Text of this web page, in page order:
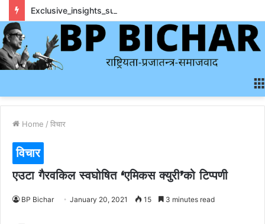
Home / विचार
विचार
एउटा गैरवकिल स्वघोषित ‘एमिकस क्युरी’को टिप्पणी
BP Bichar January 20, 2021 15 3 minutes read